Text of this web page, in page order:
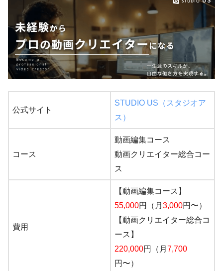
公式サイト
STUDIO US（スタジオア
ス）
コース
動画編集コース
動画クリエイター総合コー
ス
費用
【動画編集コース】
55,000円（月 3,000円〜）
【動画クリエイター総合コ
ース】
220,000円（月 7,700
円〜）